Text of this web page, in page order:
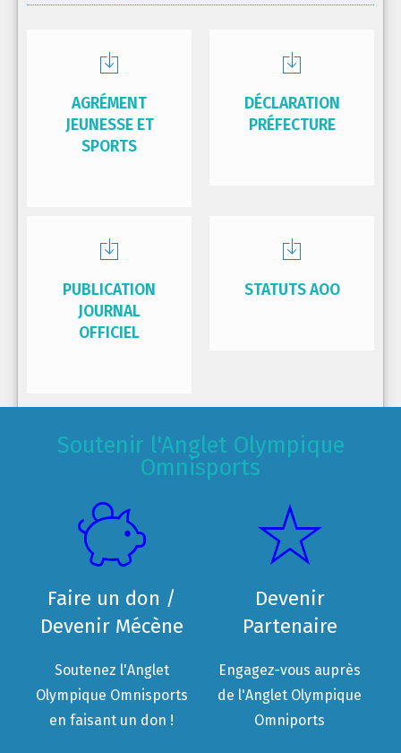
AGRÉMENT
JEUNESSE ET
SPORTS
DÉCLARATION
PRÉFECTURE
PUBLICATION
JOURNAL
OFFICIEL
STATUTS AOO
Soutenir l'Anglet Olympique
Omnisports
Faire un don /
Devenir Mécène
Soutenez l'Anglet
Olympique Omnisports
en faisant un don !
Devenir
Partenaire
Engagez-vous auprès
de l'Anglet Olympique
Omniports